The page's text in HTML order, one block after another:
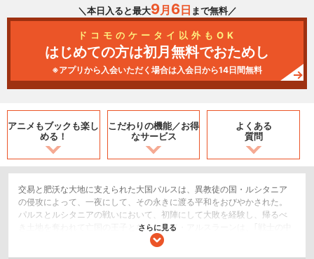
＼本日入ると最大9月 6日 まで無料／
ドコモのケータイ以外もOK
はじめての方は初月無料でおためし
※アプリから入会いただく場合は入会日から14日間無料
アニメもブックも楽し
める！
こだわりの機能／お得
なサービス
よくある
質問
交易と肥沃な大地に支えられた大国パルスは、異教徒の国・ルシタニア
の侵攻によって、一夜にして、その永きに渡る平和をおびやかされた。
パルスとルシタニアの戦いにおいて、初陣にして大敗を経験し、帰るべ
き土地を奪われて亡国の王子となった少年・アルスラーンは、｢戦士の中
の戦士(マルダーンフ・マルダーン)｣の異名を持つ最強の騎士・ダリュー
さらに見る